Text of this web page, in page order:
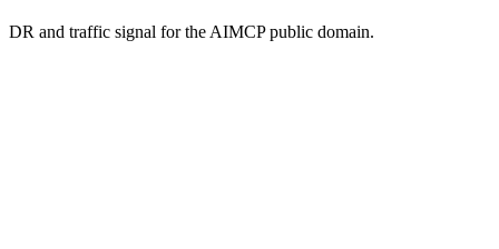
DR and traffic signal for the AIMCP public domain.